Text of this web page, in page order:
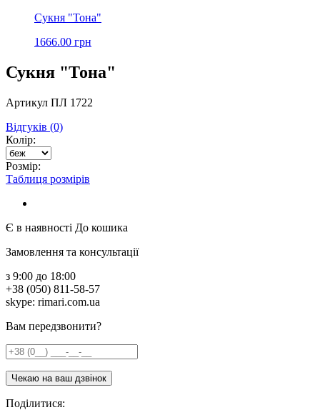
Сукня "Тона"
1666.00 грн
Сукня "Тона"
Артикул ПЛ 1722
Відгуків (0)
Колір:
Розмір:
Таблиця розмірів
Є в наявності До кошика
Замовлення та консультації
з 9:00 до 18:00
+38 (050) 811-58-57
skype: rimari.com.ua
Вам передзвонити?
Поділитися: